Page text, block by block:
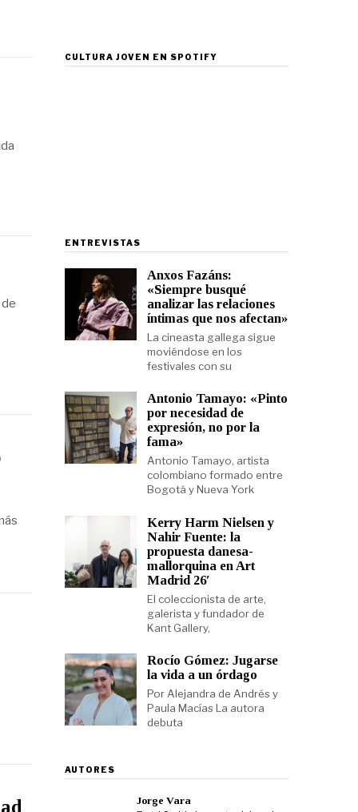
CULTURA JOVEN EN SPOTIFY
ENTREVISTAS
Anxos Fazáns:
«Siempre busqué
analizar las relaciones
íntimas que nos afectan»
La cineasta gallega sigue
moviéndose en los
festivales con su
Antonio Tamayo: «Pinto
por necesidad de
expresión, no por la
fama»
Antonio Tamayo, artista
colombiano formado entre
Bogotá y Nueva York
Kerry Harm Nielsen y
Nahir Fuente: la
propuesta danesa-
mallorquina en Art
Madrid 26′
El coleccionista de arte,
galerista y fundador de
Kant Gallery,
Rocío Gómez: Jugarse
la vida a un órdago
Por Alejandra de Andrés y
Paula Macías La autora
debuta
AUTORES
Jorge Vara